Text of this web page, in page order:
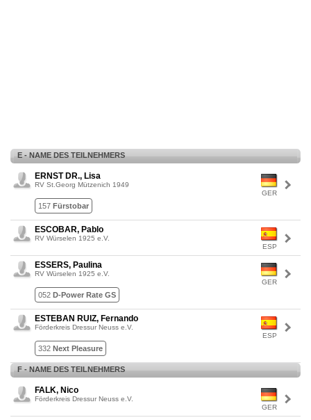
E - NAME DES TEILNEHMERS
GER
ERNST DR., Lisa
RV St.Georg Mützenich 1949
157 Fürstobar
ESP
ESCOBAR, Pablo
RV Würselen 1925 e.V.
GER
ESSERS, Paulina
RV Würselen 1925 e.V.
052 D-Power Rate GS
ESP
ESTEBAN RUIZ, Fernando
Förderkreis Dressur Neuss e.V.
332 Next Pleasure
F - NAME DES TEILNEHMERS
GER
FALK, Nico
Förderkreis Dressur Neuss e.V.